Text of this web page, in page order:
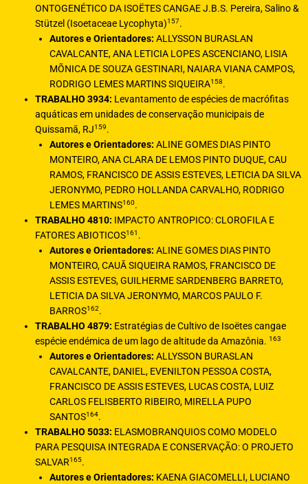
ONTOGENÉTICO DA ISOËTES CANGAE J.B.S. Pereira, Salino &
Stützel (Isoetaceae Lycophyta)157.
Autores e Orientadores: ALLYSSON BURASLAN
CAVALCANTE, ANA LETICIA LOPES ASCENCIANO, LISIA
MÕNICA DE SOUZA GESTINARI, NAIARA VIANA CAMPOS,
RODRIGO LEMES MARTINS SIQUEIRA158.
TRABALHO 3934: Levantamento de espécies de macrófitas
aquáticas em unidades de conservação municipais de
Quissamā, RJ159.
Autores e Orientadores: ALINE GOMES DIAS PINTO
MONTEIRO, ANA CLARA DE LEMOS PINTO DUQUE, CAU
RAMOS, FRANCISCO DE ASSIS ESTEVES, LETICIA DA SILVA
JERONYMO, PEDRO HOLLANDA CARVALHO, RODRIGO
LEMES MARTINS160.
TRABALHO 4810: IMPACTO ANTROPICO: CLOROFILA E
FATORES ABIOTICOS161 .
Autores e Orientadores: ALINE GOMES DIAS PINTO
MONTEIRO, CAUĀ SIQUEIRA RAMOS, FRANCISCO DE
ASSIS ESTEVES, GUILHERME SARDENBERG BARRETO,
LETICIA DA SILVA JERONYMO, MARCOS PAULO F.
BARROS162.
TRABALHO 4879: Estratégias de Cultivo de Isoëtes cangae
espécie endémica de um lago de altitude da Amazônia.163
Autores e Orientadores: ALLYSSON BURASLAN
CAVALCANTE, DANIEL, EVENILTON PESSOA COSTA,
FRANCISCO DE ASSIS ESTEVES, LUCAS COSTA, LUIZ
CARLOS FELISBERTO RIBEIRO, MIRELLA PUPO
SANTOS164.
TRABALHO 5033: ELASMOBRANQUIOS COMO MODELO
PARA PESQUISA INTEGRADA E CONSERVAÇÃO: O PROJETO
SALVAR165.
Autores e Orientadores: KAENA GIACOMELLI, LUCIANO